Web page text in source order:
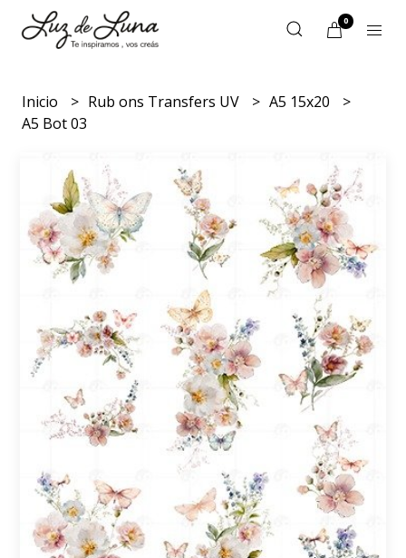
0
Inicio Rub ons Transfers UV
A5 15x20
A5 Bot 03